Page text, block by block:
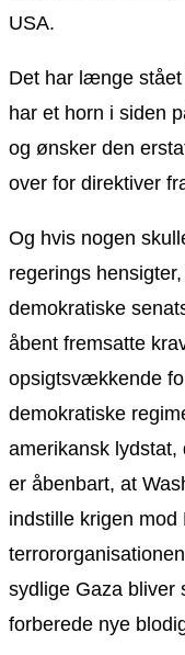
USA.
Det har længe
har et horn i siden
og ønsker den
over for direktiver
Og hvis nogen
regerings
demokratiske
åbent fremsatte
opsigtsvækkende
demokratiske
amerikansk lydstat,
er åbenbart, at
indstille krigen
sydlige Gaza bliver
forberede nye